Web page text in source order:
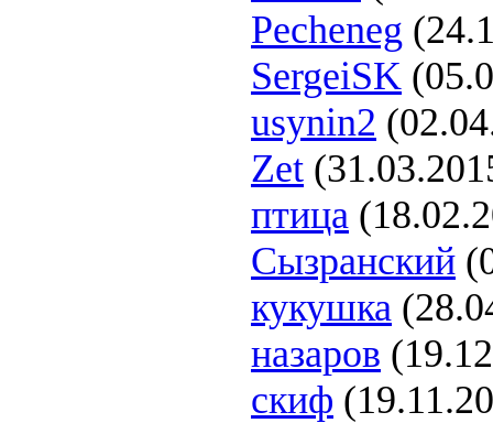
Pecheneg
SergeiSK
usynin2
Zet
птица
Сызранский
кукушка
назаров
скиф